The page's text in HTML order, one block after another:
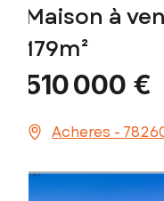
Maison à
179m²
510 000 €
Acheres -